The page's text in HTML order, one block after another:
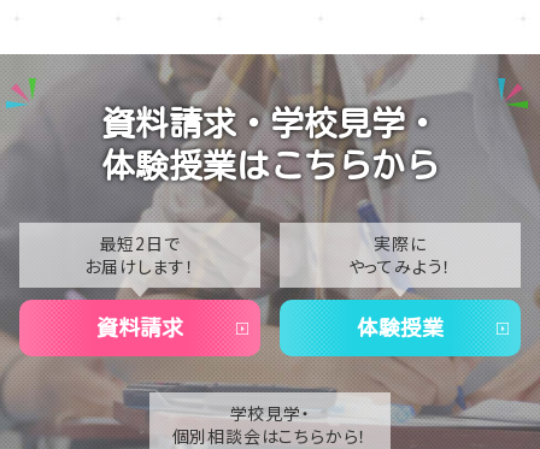
温かいお出迎えで素敵な1日に🌷
【なんば】夏季休校期間のお知らせ🍉
【なんば】抜群のアクセス！なんば学習センターは駅チ
カ通学が叶います✨
2025
2024
2023
2021
2020
資料請求・学校見学・
体験授業はこちらから
最短2日で
お届けします！
資料請求
実際に
やってみよう！
体験授業
学校見学・
個別相談会はこちらから！